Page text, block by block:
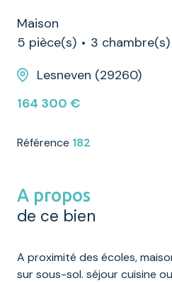
Maison
5 pièce(s)
3 chambre(s)
Lesneven (29260)
164 300 €
Référence 182
A propos
de ce bien
A proximité des écoles,
sur sous-sol. séjour cuisine